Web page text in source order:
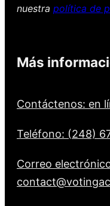
nuestra política de
Más
Contáctenos: en
Teléfono: (248)
Correo